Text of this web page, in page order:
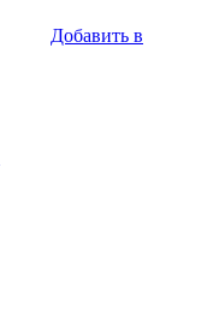
Добавить в